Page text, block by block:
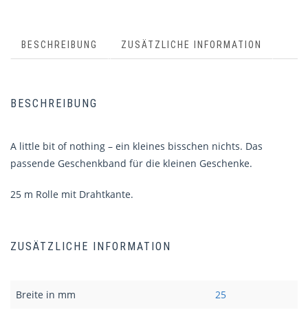
BESCHREIBUNG ZUSÄTZLICHE INFORMATION
BESCHREIBUNG
A little bit of nothing – ein kleines bisschen nichts. Das
passende Geschenkband für die kleinen Geschenke.
25 m Rolle mit Drahtkante.
ZUSÄTZLICHE INFORMATION
Breite in mm 25